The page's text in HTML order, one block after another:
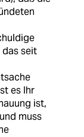
das seit
es Ihr
ist,
muss